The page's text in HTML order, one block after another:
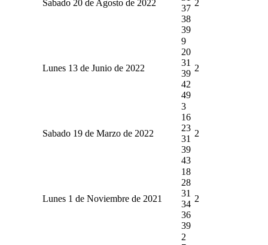
Sabado 20 de Agosto de 2022
37
38
39
2
Lunes 13 de Junio de 2022
9
20
31
39
42
49
2
Sabado 19 de Marzo de 2022
3
16
23
31
39
43
2
Lunes 1 de Noviembre de 2021
18
28
31
34
36
39
2
2